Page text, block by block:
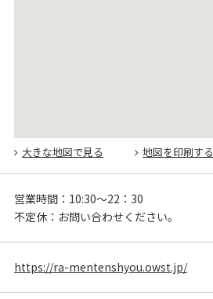
大きな地図で見る 地図を印刷する
営業時間： 10:30～22：30
不定休： お問い合わせください。
https://ra-mentenshyou.owst.jp/